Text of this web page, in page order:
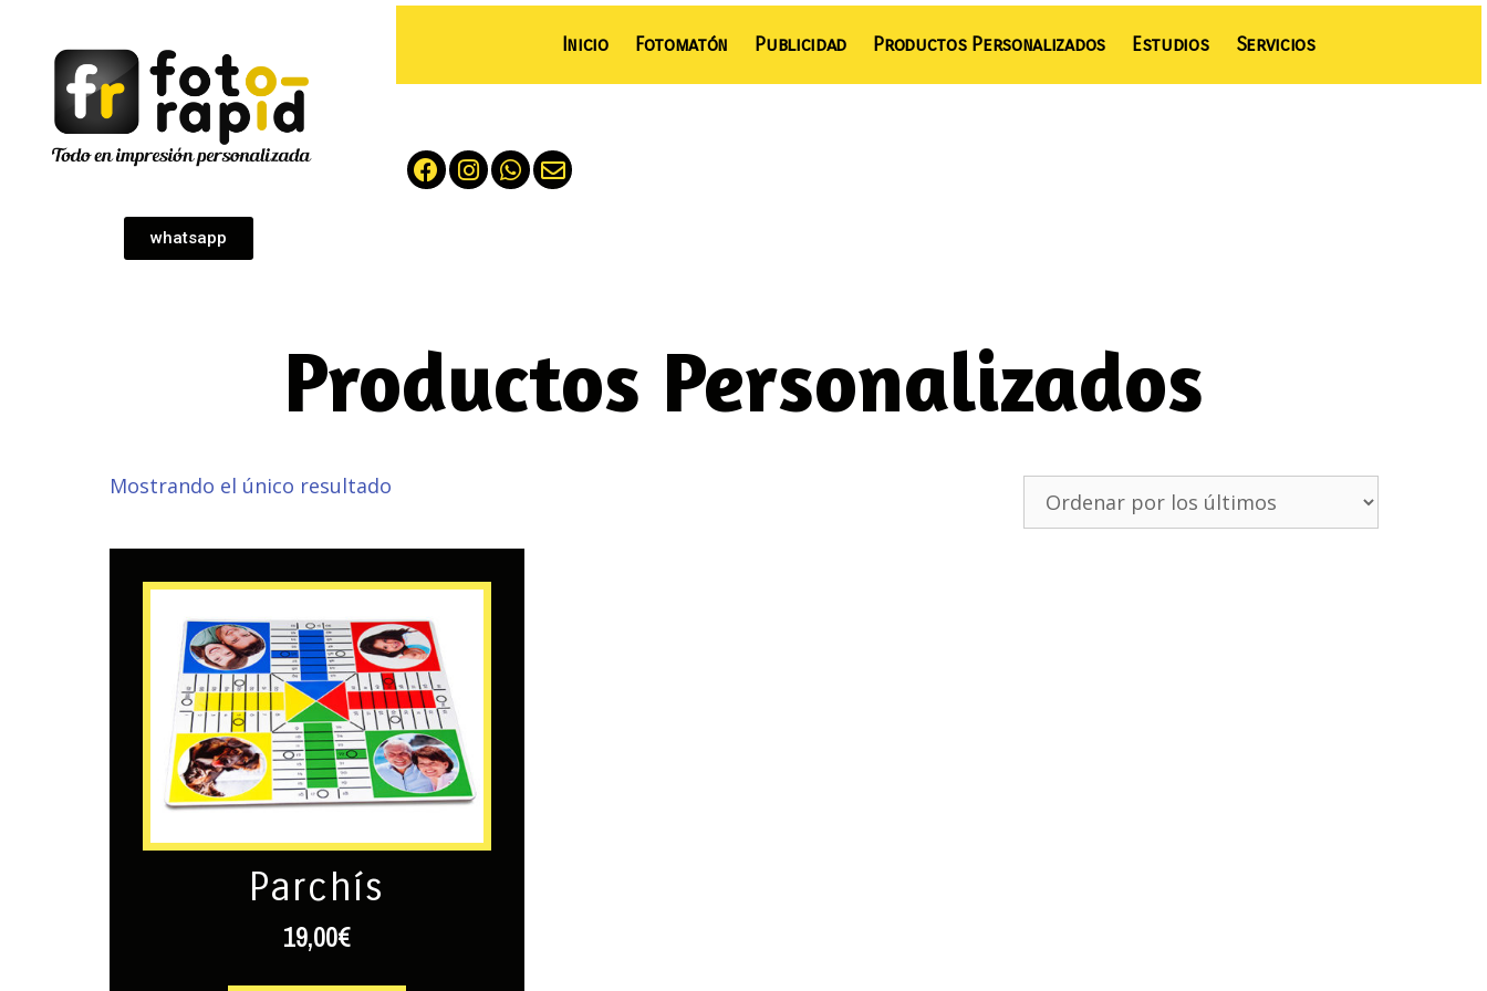
Inicio Fotomatón Publicidad Productos Personalizados Estudios Servicios
whatsapp
Productos Personalizados
Mostrando el único resultado
Parchís
19,00€